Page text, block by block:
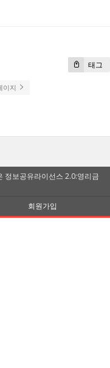
태그
이지
정보공유라이선스 2.0:영리금
회원가입